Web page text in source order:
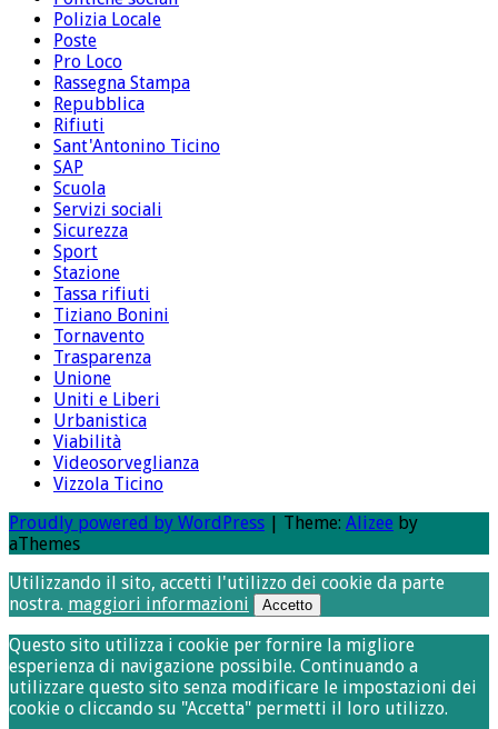
Polizia Locale
Poste
Pro Loco
Rassegna Stampa
Repubblica
Rifiuti
Sant'Antonino Ticino
SAP
Scuola
Servizi sociali
Sicurezza
Sport
Stazione
Tassa rifiuti
Tiziano Bonini
Tornavento
Trasparenza
Unione
Uniti e Liberi
Urbanistica
Viabilità
Videosorveglianza
Vizzola Ticino
Proudly powered by WordPress | Theme: Alizee by
aThemes
Utilizzando il sito, accetti l'utilizzo dei cookie da parte
nostra. maggiori informazioni Accetto
Questo sito utilizza i cookie per fornire la migliore
esperienza di navigazione possibile. Continuando a
utilizzare questo sito senza modificare le impostazioni dei
cookie o cliccando su "Accetta" permetti il loro utilizzo.